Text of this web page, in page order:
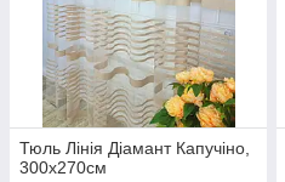
Тюль Лінія Діамант Капучіно,
300х270см